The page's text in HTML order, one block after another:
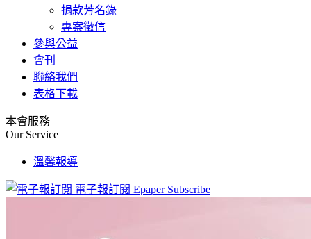
捐款芳名錄
專案徵信
參與公益
會刊
聯絡我們
表格下載
本會服務
Our Service
溫馨報導
電子報訂閱 Epaper Subscribe